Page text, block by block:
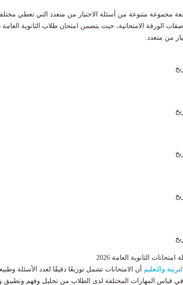
مجموعة متنوعة من أسئلة الاختيار من متعدد التي تغطي مختلف
الثانوية العامة 2026
والتعليم
أن الامتحانات تشمل توزيعًا دقيقًا لعدد الأسئلة
قياس المهارات المختلفة لدى الطلاب من تحليل وفهم وتطبيق